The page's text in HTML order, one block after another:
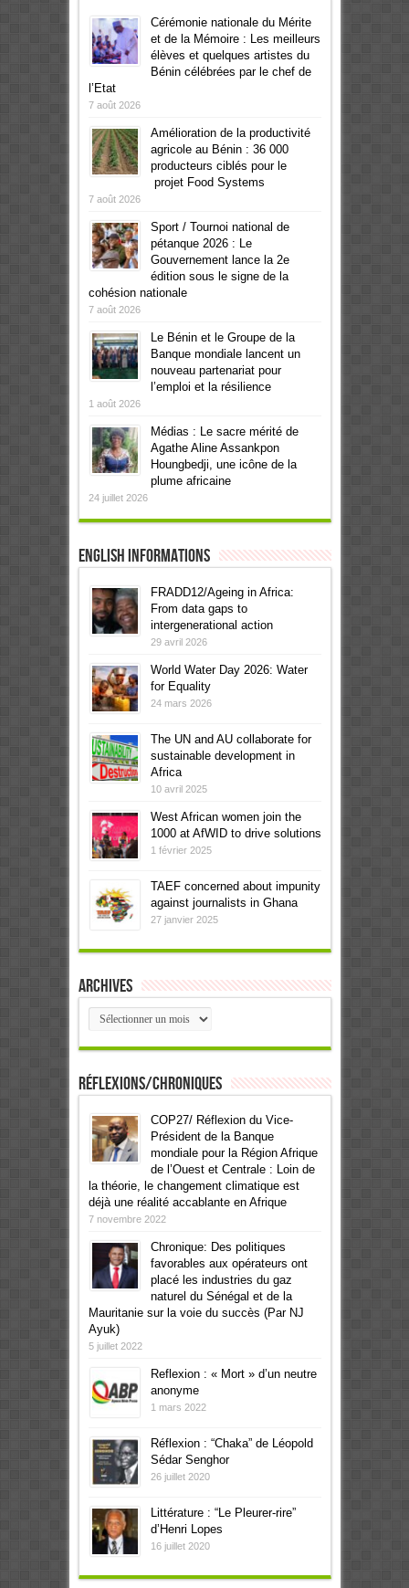
Cérémonie nationale du Mérite
et de la Mémoire : Les meilleurs
élèves et quelques artistes du
Bénin célébrées par le chef de
l’Etat
7 août 2026
Amélioration de la productivité
agricole au Bénin : 36 000
producteurs ciblés pour le
projet Food Systems
7 août 2026
Sport / Tournoi national de
pétanque 2026 : Le
Gouvernement lance la 2e
édition sous le signe de la
cohésion nationale
7 août 2026
Le Bénin et le Groupe de la
Banque mondiale lancent un
nouveau partenariat pour
l’emploi et la résilience
1 août 2026
Médias : Le sacre mérité de
Agathe Aline Assankpon
Houngbedji, une icône de la
plume africaine
24 juillet 2026
English informations
FRADD12/Ageing in Africa:
From data gaps to
intergenerational action
29 avril 2026
World Water Day 2026: Water
for Equality
24 mars 2026
The UN and AU collaborate for
sustainable development in
Africa
10 avril 2025
West African women join the
1000 at AfWID to drive solutions
1 février 2025
TAEF concerned about impunity
against journalists in Ghana
27 janvier 2025
Archives
Archives
Réflexions/Chroniques
COP27/ Réflexion du Vice-
Président de la Banque
mondiale pour la Région Afrique
de l’Ouest et Centrale : Loin de
la théorie, le changement climatique est
déjà une réalité accablante en Afrique
7 novembre 2022
Chronique: Des politiques
favorables aux opérateurs ont
placé les industries du gaz
naturel du Sénégal et de la
Mauritanie sur la voie du succès (Par NJ
Ayuk)
5 juillet 2022
Reflexion : « Mort » d’un neutre
anonyme
1 mars 2022
Réflexion : “Chaka” de Léopold
Sédar Senghor
26 juillet 2020
Littérature : “Le Pleurer-rire”
d’Henri Lopes
16 juillet 2020